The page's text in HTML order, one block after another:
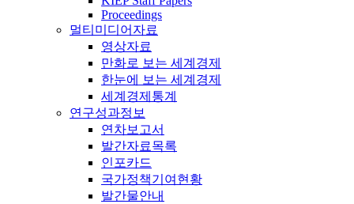
Proceedings
멀티미디어자료
영상자료
만화로 보는 세계경제
한눈에 보는 세계경제
세계경제통계
연구성과정보
연차보고서
발간자료목록
인포카드
국가정책기여현황
발간물안내